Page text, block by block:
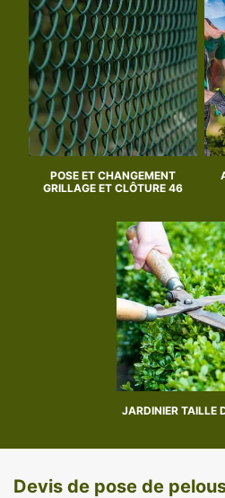
POSE ET CHANGEMENT
GRILLAGE ET CLÔTURE 46
JARDINIER TAILLE
Devis de pose de